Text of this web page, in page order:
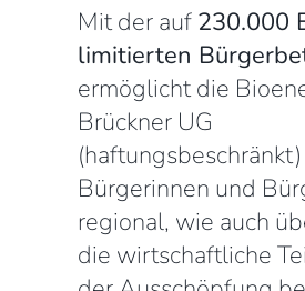
Mit der auf 230.000
limitierten
ermöglicht die
Brückner UG
(haftungsbeschränkt)
Bürgerinnen und
regional, wie auch
die wirtschaftliche